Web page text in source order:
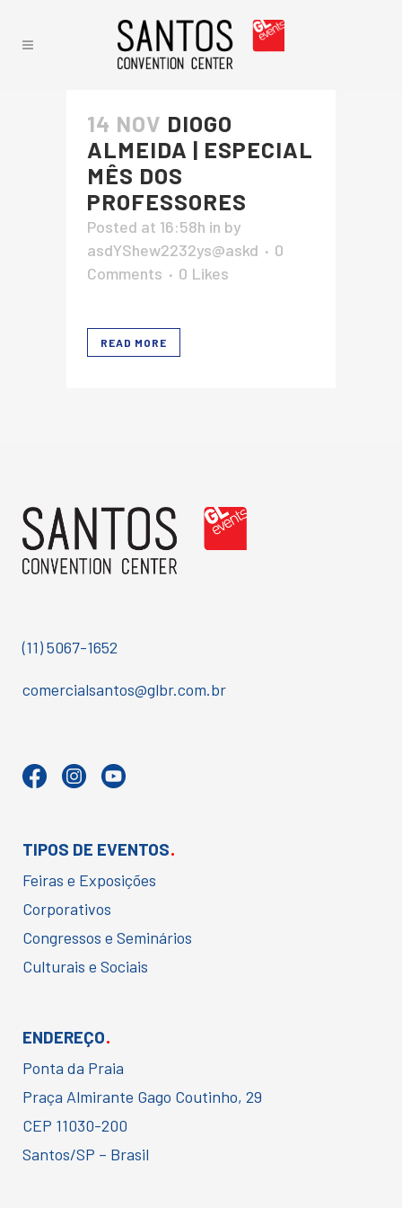
14 NOV DIOGO
ALMEIDA | ESPECIAL
MÊS DOS
PROFESSORES
Posted at 16:58h in by
asdYShew2232ys@askd
0
Comments
0 Likes
READ MORE
(11) 5067-1652
comercialsantos@glbr.com.br
TIPOS DE EVENTOS.
Feiras e Exposições
Corporativos
Congressos e Seminários
Culturais e Sociais
ENDEREÇO.
Ponta da Praia
Praça Almirante Gago Coutinho, 29
CEP 11030-200
Santos/SP – Brasil